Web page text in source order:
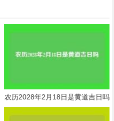
农历2028年2月18日是黄道吉日吗